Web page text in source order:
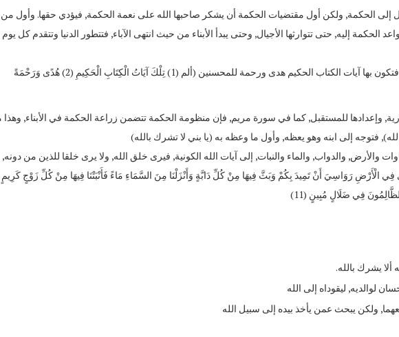
إلى الحكمة, ولكن أول مقتضيات الحكمة أن يشكر صاحبها الله على نعمة الحكمة, فيؤدي حقها. وأول من
الحكمة إليه, حتى تتوارثها الأجيال, وحتى يبدأ الأبناء من حيث انتهى الآباء, فتتطور الدنيا وتتقدم كل
سورة لقمان, تأخذ الحكمة فتورثها وتعلمها للأجيال.. فتكون بها آيات الكتاب الحكيم هدى ورحمة للمحسنين (ألم (1) تِلْكَ آيَاتُ الْكِتَابِ الْحَكِيمِ (2) هُدًى وَرَحْمَةً
وإعدادها للمستقبل, كما في سورة مريم, فإن منظومة الحكمة تتضمن زراعة الحكمة في الأبناء, وهذا
فتوجه إلى ابنه وهو يعظه, وأول ما وعظه به (يا بني لا تشرك بالله)
والدواب, والماء والنبات, إلى آيات الله الكونية, فيرى خلق الله, ولا يرى خلقا للذين من دونه,
فِي ضَلَالٍ مُبِينٍ (11)
ألا يشرك بالله.
لوالديه, ليقوداه إلى الله
ولكن يبحث عمن يأخذ بيده إلى سبيل الله